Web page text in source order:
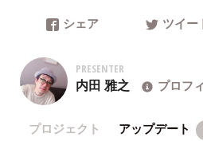
シェア ツイー
PRESENTER
内田 雅之 プロフ
プロジェクト アップデート